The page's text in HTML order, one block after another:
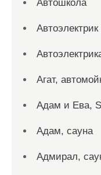
Автошкола
Автоэлектрик
Агат,
Адам и Ева,
Адам, сауна
Адмирал,